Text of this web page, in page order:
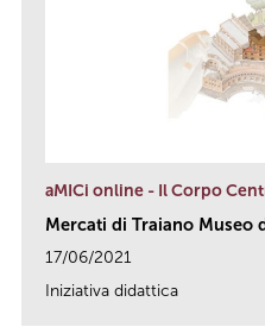
aMICi online - Il Corpo
Mercati di Traiano Museo
17/06/2021
Iniziativa didattica